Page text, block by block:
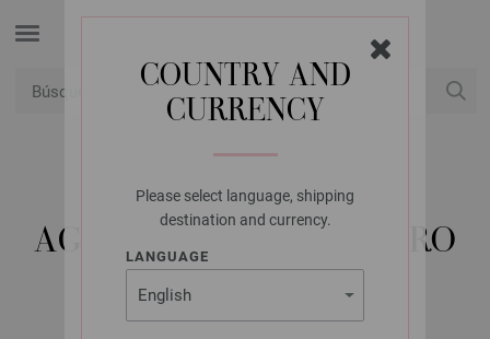
COUNTRY AND
CURRENCY
Please select language, shipping
destination and currency.
LANGUAGE
LANA GROSSA
AGUJA CIRCULAR ACERO
INOXIDABLE NO.
5,0/100CM